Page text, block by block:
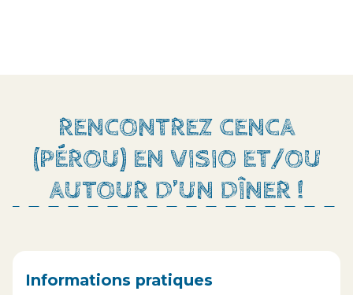
RENCONTREZ CENCA
(PÉROU) EN VISIO ET/OU
AUTOUR D’UN DÎNER !
Informations pratiques